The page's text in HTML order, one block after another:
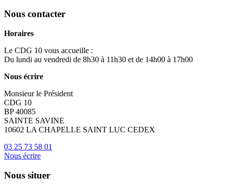
Nous contacter
Horaires
Le CDG 10 vous accueille :
Du lundi au vendredi de 8h30 à 11h30 et de 14h00 à 17h00
Nous écrire
Monsieur le Président
CDG 10
BP 40085
SAINTE SAVINE
10602 LA CHAPELLE SAINT LUC CEDEX
03 25 73 58 01
Nous écrire
Nous situer